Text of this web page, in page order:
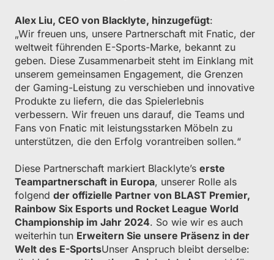
Alex Liu, CEO von Blacklyte, hinzugefügt:
„Wir freuen uns, unsere Partnerschaft mit Fnatic, der
weltweit führenden E-Sports-Marke, bekannt zu
geben. Diese Zusammenarbeit steht im Einklang mit
unserem gemeinsamen Engagement, die Grenzen
der Gaming-Leistung zu verschieben und innovative
Produkte zu liefern, die das Spielerlebnis
verbessern. Wir freuen uns darauf, die Teams und
Fans von Fnatic mit leistungsstarken Möbeln zu
unterstützen, die den Erfolg vorantreiben sollen.“
Diese Partnerschaft markiert Blacklyte’s erste
Teampartnerschaft in Europa, unserer Rolle als
folgend der offizielle Partner von BLAST Premier,
Rainbow Six Esports und Rocket League World
Championship im Jahr 2024. So wie wir es auch
weiterhin tun Erweitern Sie unsere Präsenz in der
Welt des E-SportsUnser Anspruch bleibt derselbe: